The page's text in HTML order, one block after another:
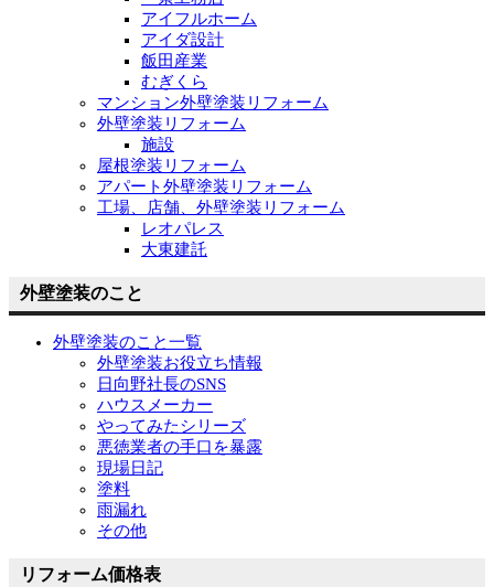
アイフルホーム
アイダ設計
飯田産業
むぎくら
マンション外壁塗装リフォーム
外壁塗装リフォーム
施設
屋根塗装リフォーム
アパート外壁塗装リフォーム
工場、店舗、外壁塗装リフォーム
レオパレス
大東建託
外壁塗装のこと
外壁塗装のこと一覧
外壁塗装お役立ち情報
日向野社長のSNS
ハウスメーカー
やってみたシリーズ
悪徳業者の手口を暴露
現場日記
塗料
雨漏れ
その他
リフォーム価格表